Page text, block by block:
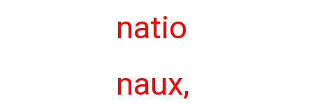
natio
naux,